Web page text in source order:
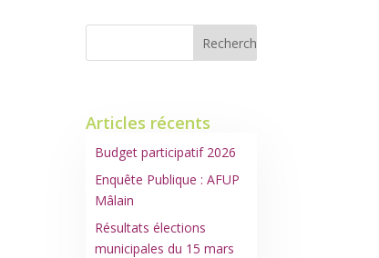
Articles récents
Budget participatif 2026
Enquête Publique : AFUP
Mâlain
Résultats élections
municipales du 15 mars